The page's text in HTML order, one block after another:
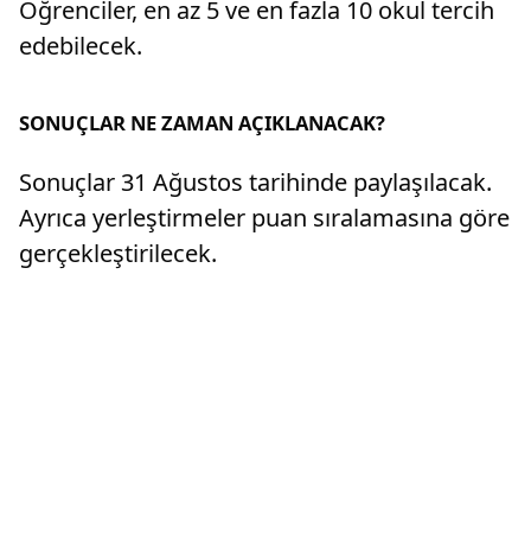
Öğrenciler, en az 5 ve en fazla 10 okul tercih
edebilecek.
SONUÇLAR NE ZAMAN AÇIKLANACAK?
Sonuçlar 31 Ağustos tarihinde paylaşılacak.
Ayrıca yerleştirmeler puan sıralamasına göre
gerçekleştirilecek.